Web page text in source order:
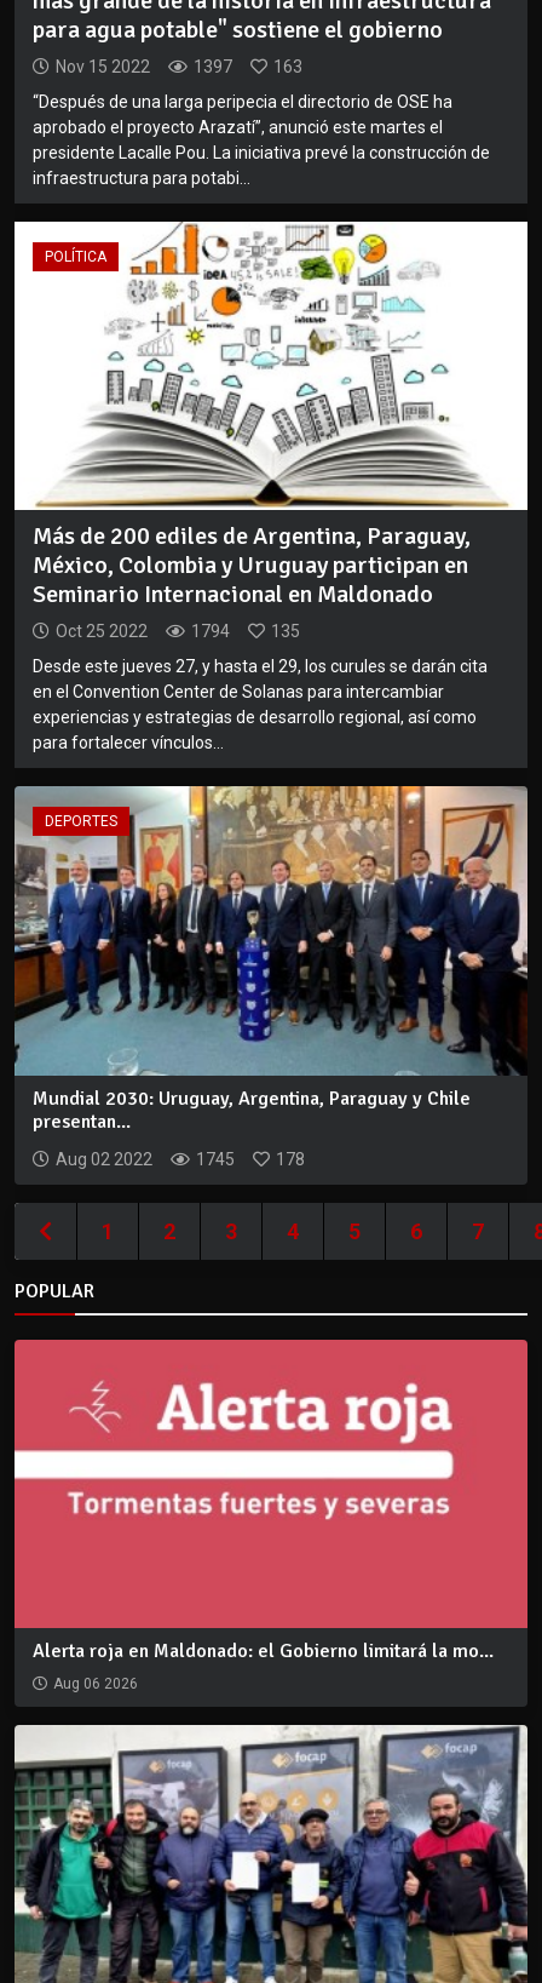
para agua potable" sostiene el gobierno
Nov 15 2022 1397
163
“Después de una larga peripecia el directorio de OSE ha
aprobado el proyecto Arazatí”, anunció este martes el
presidente Lacalle Pou. La iniciativa prevé la construcción de
infraestructura para potabi...
POLÍTICA
Más de 200 ediles de Argentina, Paraguay,
México, Colombia y Uruguay participan en
Seminario Internacional en Maldonado
Oct 25 2022 1794
135
Desde este jueves 27, y hasta el 29, los curules se darán cita
en el Convention Center de Solanas para intercambiar
experiencias y estrategias de desarrollo regional, así como
para fortalecer vínculos...
DEPORTES
Mundial 2030: Uruguay, Argentina, Paraguay y Chile
presentan...
Aug 02 2022 1745 178
1 2 3 4 5 6 7
POPULAR
Alerta roja en Maldonado: el Gobierno limitará la mo...
Aug 06 2026